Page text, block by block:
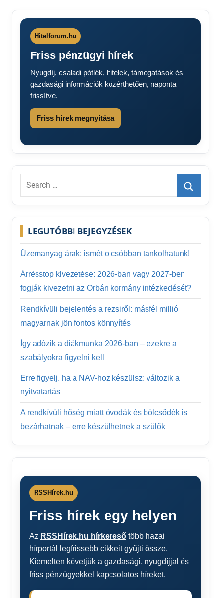
Hitelforum.hu
Friss pénzügyi hírek
Nyugdíj, családi pótlék, hitelek, támogatások és
gazdasági információk közérthetően, naponta
frissítve.
Friss hírek megnyitása
Search
Search
LEGUTÓBBI BEJEGYZÉSEK
Üzemanyag árak: ismét olcsóbban tankolhatunk!
Árrésstop kivezetése: 2026-ban vagy 2027-ben
fogják kivezetni az Orbán kormány intézkedését?
Rendkívüli bejelentés a rezsiről: másfél millió
magyarnak jön fontos könnyítés
Így adózik a diákmunka 2026-ban – ezekre a
szabályokra figyelni kell
Erre figyelj, ha a NAV-hoz készülsz: változik a
nyitvatartás
A rendkívüli hőség miatt óvodák és bölcsődék is
bezárhatnak – erre készülhetnek a szülők
RSSHírek.hu
Friss hírek egy helyen
Az RSSHírek.hu hírkereső több hazai
hírportál legfrissebb cikkeit gyűjti össze.
Kiemelten követjük a gazdasági, nyugdíjjal és
friss pénzügyekkel kapcsolatos híreket.